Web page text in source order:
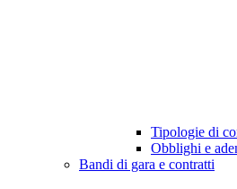
Tipologie di
Obblighi e
Bandi di gara e contratti